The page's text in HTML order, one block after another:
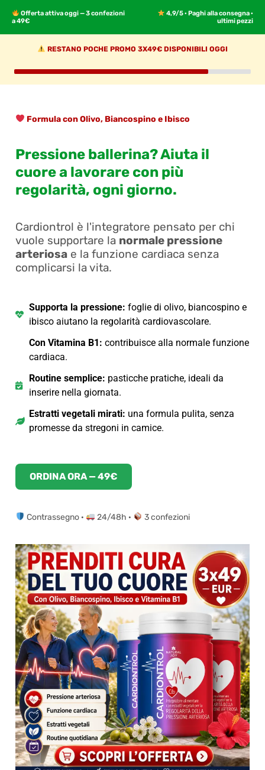
Offerta attiva oggi — 3 confezioni
a 49€
4,9/5 · Paghi alla consegna ·
ultimi pezzi
RESTANO POCHE PROMO 3X49€ DISPONIBILI OGGI
Formula con Olivo, Biancospino e Ibisco
Pressione ballerina? Aiuta il
cuore a lavorare con più
regolarità, ogni giorno.
Cardiontrol è l'integratore pensato per chi
vuole supportare la normale pressione
arteriosa e la funzione cardiaca senza
complicarsi la vita.
Supporta la pressione: foglie di olivo, biancospino e
ibisco aiutano la regolarità cardiovascolare.
Con Vitamina B1: contribuisce alla normale funzione
cardiaca.
Routine semplice: pasticche pratiche, ideali da
inserire nella giornata.
Estratti vegetali mirati: una formula pulita, senza
promesse da stregoni in camice.
ORDINA ORA — 49€
Contrassegno · 24/48h · 3 confezioni